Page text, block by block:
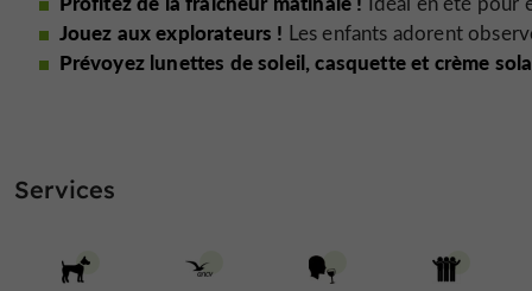
Jouez aux explorateurs ! Les enfants adorent
Prévoyez lunettes de soleil, casquette et crème
Services